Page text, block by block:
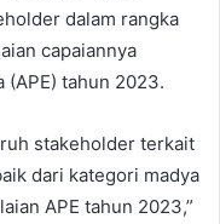
dalam rangka
capaiannya
(APE) tahun 2023.
stakeholder terkait
dari kategori madya
APE tahun 2023,”